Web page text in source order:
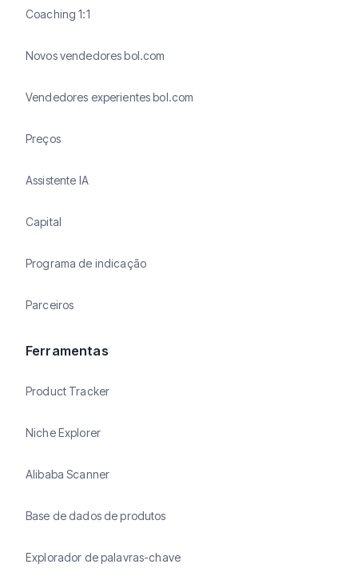
Coaching 1:1
Novos vendedores bol.com
Vendedores experientes bol.com
Preços
Assistente IA
Capital
Programa de indicação
Parceiros
Ferramentas
Product Tracker
Niche Explorer
Alibaba Scanner
Base de dados de produtos
Explorador de palavras-chave